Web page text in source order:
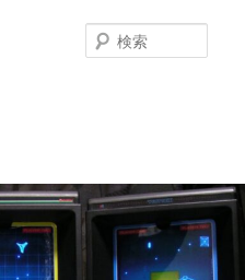
索